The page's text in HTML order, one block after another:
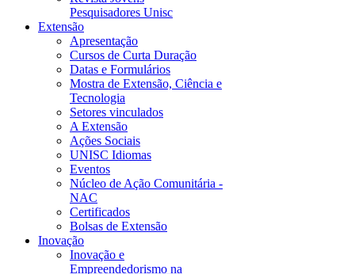
Pesquisadores Unisc
Extensão
Apresentação
Cursos de Curta Duração
Datas e Formulários
Mostra de Extensão, Ciência e
Tecnologia
Setores vinculados
A Extensão
Ações Sociais
UNISC Idiomas
Eventos
Núcleo de Ação Comunitária -
NAC
Certificados
Bolsas de Extensão
Inovação
Inovação e
Empreendedorismo na